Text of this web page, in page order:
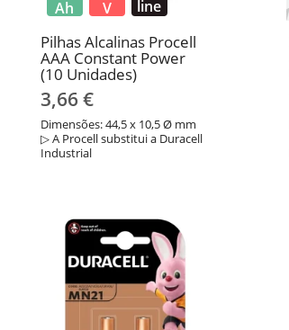
Pilhas Alcalinas Procell
AAA Constant Power
(10 Unidades)
3,66 €
Dimensões: 44,5 x 10,5 Ø mm
▷ A Procell substitui a Duracell
Industrial
Ah V line